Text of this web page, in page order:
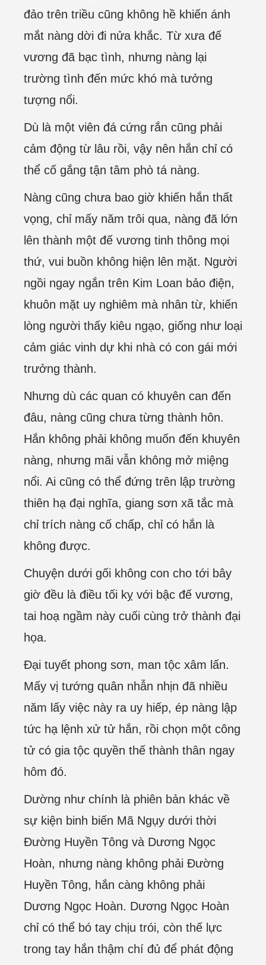
đảo trên triều cũng không hề khiến ánh
mắt nàng dời đi nửa khắc. Từ xưa đế
vương đã bạc tình, nhưng nàng lại
trường tình đến mức khó mà tưởng
tượng nổi.
Dù là một viên đá cứng rắn cũng phải
cảm động từ lâu rồi, vậy nên hắn chỉ có
thể cố gắng tận tâm phò tá nàng.
Nàng cũng chưa bao giờ khiến hắn thất
vọng, chỉ mấy năm trôi qua, nàng đã lớn
lên thành một đế vương tinh thông mọi
thứ, vui buồn không hiện lên mặt. Người
ngồi ngay ngắn trên Kim Loan bảo điện,
khuôn mặt uy nghiêm mà nhân từ, khiến
lòng người thấy kiêu ngạo, giống như loại
cảm giác vinh dự khi nhà có con gái mới
trưởng thành.
Nhưng dù các quan có khuyên can đến
đâu, nàng cũng chưa từng thành hôn.
Hắn không phải không muốn đến khuyên
nàng, nhưng mãi vẫn không mở miệng
nổi. Ai cũng có thể đứng trên lập trường
thiên hạ đại nghĩa, giang sơn xã tắc mà
chỉ trích nàng cố chấp, chỉ có hắn là
không được.
Chuyện dưới gối không con cho tới bây
giờ đều là điều tối kỵ với bậc đế vương,
tai hoạ ngầm này cuối cùng trở thành đại
họa.
Đại tuyết phong sơn, man tộc xâm lấn.
Mấy vị tướng quân nhẫn nhịn đã nhiều
năm lấy việc này ra uy hiếp, ép nàng lập
tức hạ lệnh xử tử hắn, rồi chọn một công
tử có gia tộc quyền thế thành thân ngay
hôm đó.
Dường như chính là phiên bản khác về
sự kiện binh biến Mã Ngụy dưới thời
Đường Huyền Tông và Dương Ngọc
Hoàn, nhưng nàng không phải Đường
Huyền Tông, hắn càng không phải
Dương Ngọc Hoàn. Dương Ngọc Hoàn
chỉ có thể bó tay chịu trói, còn thế lực
trong tay hắn thậm chí đủ để phát động